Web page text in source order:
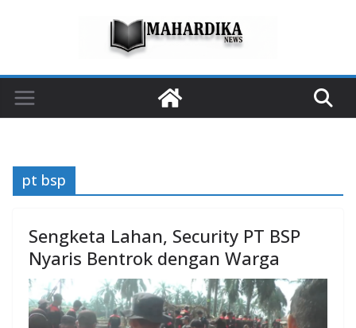
pt bsp
Sengketa Lahan, Security PT BSP
Nyaris Bentrok dengan Warga